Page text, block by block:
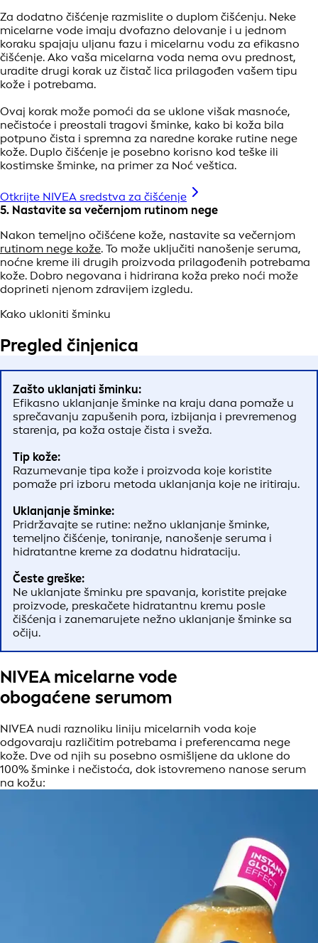
Za dodatno čišćenje razmislite o duplom čišćenju. Neke
micelarne vode imaju dvofazno delovanje i u jednom
koraku spajaju uljanu fazu i micelarnu vodu za efikasno
čišćenje. Ako vaša micelarna voda nema ovu prednost,
uradite drugi korak uz čistač lica prilagođen vašem tipu
kože i potrebama.
Ovaj korak može pomoći da se uklone višak masnoće,
nečistoće i preostali tragovi šminke, kako bi koža bila
potpuno čista i spremna za naredne korake rutine nege
kože. Duplo čišćenje je posebno korisno kod teške ili
kostimske šminke, na primer za Noć veštica.
Otkrijte NIVEA sredstva za čišćenje
5. Nastavite sa večernjom rutinom nege
Nakon temeljno očišćene kože, nastavite sa večernjom
rutinom nege kože. To može uključiti nanošenje seruma,
noćne kreme ili drugih proizvoda prilagođenih potrebama
kože. Dobro negovana i hidrirana koža preko noći može
doprineti njenom zdravijem izgledu.
Kako ukloniti šminku
Pregled činjenica
Zašto uklanjati šminku:
Efikasno uklanjanje šminke na kraju dana pomaže u
sprečavanju zapušenih pora, izbijanja i prevremenog
starenja, pa koža ostaje čista i sveža.
Tip kože:
Razumevanje tipa kože i proizvoda koje koristite
pomaže pri izboru metoda uklanjanja koje ne iritiraju.
Uklanjanje šminke:
Pridržavajte se rutine: nežno uklanjanje šminke,
temeljno čišćenje, toniranje, nanošenje seruma i
hidratantne kreme za dodatnu hidrataciju.
Česte greške:
Ne uklanjate šminku pre spavanja, koristite prejake
proizvode, preskačete hidratantnu kremu posle
čišćenja i zanemarujete nežno uklanjanje šminke sa
očiju.
NIVEA micelarne vode
obogaćene serumom
NIVEA nudi raznoliku liniju micelarnih voda koje
odgovaraju različitim potrebama i preferencama nege
kože. Dve od njih su posebno osmišljene da uklone do
100% šminke i nečistoća, dok istovremeno nanose serum
na kožu: